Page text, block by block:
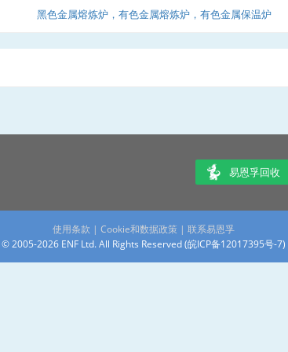
黑色金属熔炼炉，有色金属熔炼炉，有色金属保温炉
易恩孚回收
使用条款 | Cookie和数据政策 | 联系易恩孚
© 2005-2026 ENF Ltd. All Rights Reserved (皖ICP备12017395号-7)